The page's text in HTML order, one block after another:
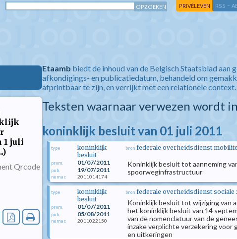
PRIVÉLEVEN RSS -
1 juli
Etaamb biedt de inhoud van de Belgisch Staatsblad aan
afkondigings- en publicatiedatum, behandeld om
afprintbaar te zijn, en verrijkt met een relationele context.
Teksten waarnaar verwezen wordt
koninklijk besluit van 01 juli 2011
type
koninklijk
besluit
prom. 01/07/2011
pub. 19/07/2011
numac 2011014174
bron federale overheidsdienst
Koninklijk besluit tot aanneming
spoorweginfrastructuur
type
koninklijk
besluit
prom. 01/07/2011
pub. 05/08/2011
numac 2011022150
bron federale overheidsdienst sociale
Koninklijk besluit tot wijziging van
het koninklijk besluit van 14
van de nomenclatuur van de
inzake verplichte verzekering voor
en uitkeringen